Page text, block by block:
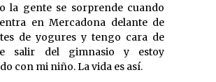
la gente se sorprende cuando
en Mercadona delante de
de yogures y tengo cara de
salir del gimnasio y estoy
con mi niño. La vida es así.